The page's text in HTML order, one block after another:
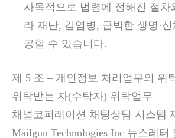
사목적으로 법령에 정해진 절
라 재난, 감염병, 급박한 생명·
공할 수 있습니다.
제 5 조 – 개인정보 처리업무의 위
위탁받는 자(수탁자) 위탁업무
채널코퍼레이션 채팅상담 시스템
Mailgun Technologies Inc 뉴스레